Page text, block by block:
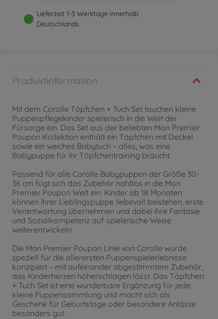
Lieferzeit 1-3 Werktage innerhalb
Deutschlands.
Produktinformation
Mit dem Corolle Töpfchen + Tuch Set tauchen kleine
Puppenpflegekinder spielerisch in die Welt der
Fürsorge ein. Das Set aus der beliebten Mon Premier
Poupon Kollektion enthält ein Töpfchen mit Deckel
sowie ein weiches Babytuch – alles, was eine
Babypuppe für ihr Töpfchentraining braucht.
Passend für alle Corolle Babypuppen der Größe 30-
36 cm fügt sich das Zubehör nahtlos in die Mon
Premier Poupon Welt ein. Kinder ab 18 Monaten
können ihrer Lieblingspuppe liebevoll beistehen, erste
Verantwortung übernehmen und dabei ihre Fantasie
und Sozialkompetenz auf spielerische Weise
weiterentwickeln.
Die Mon Premier Poupon Linie von Corolle wurde
speziell für die allerersten Puppenspielerlebnisse
konzipiert – mit aufeinander abgestimmtem Zubehör,
das Kinderherzen höherschlagen lässt. Das Töpfchen
+ Tuch Set ist eine wunderbare Ergänzung für jede
kleine Puppensammlung und macht sich als
Geschenk für Geburtstage oder besondere Anlässe
besonders gut.